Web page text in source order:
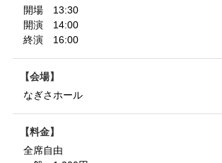
開場 13:30
開演 14:00
終演 16:00
会場
なぎさホール
料金
全席自由